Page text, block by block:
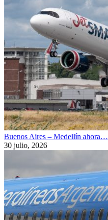
Buenos Aires – Medellín ahora…
30 julio, 2026